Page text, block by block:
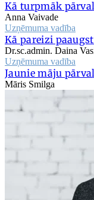
Kā turpmāk
Anna Vaivade
Uzņēmuma vadība
Kā pareizi
Dr.sc.admin. Daina
Uzņēmuma vadība
Jaunie māju
Māris Smilga